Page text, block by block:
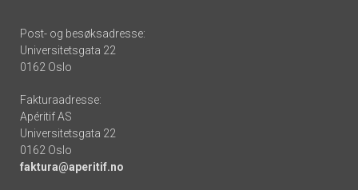
Post- og besøksadresse:
Universitetsgata 22
0162 Oslo
Fakturaadresse:
Apéritif AS
Universitetsgata 22
0162 Oslo
faktura@aperitif.no